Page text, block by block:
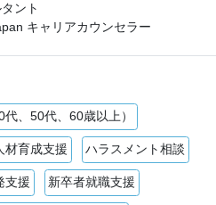
ント
キャリアカウンセラー
、50代、60歳以上）
材育成支援 ハラスメント相談
支援 新卒者就職支援